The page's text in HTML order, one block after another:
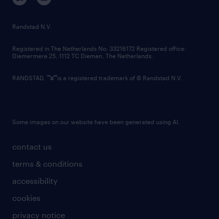
randstad innovation fund
country websites
contact us
terms & conditions
accessibility
cookies
privacy notice
Randstad N.V.
Registered in The Netherlands No: 33216172 Registered office:
Diemermere 25, 1112 TC Diemen, The Netherlands.
RANDSTAD, is a registered trademark of © Randstad N.V.
Some images on our website have been generated using AI.